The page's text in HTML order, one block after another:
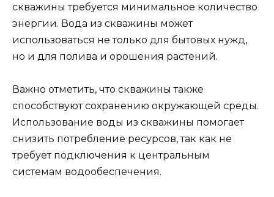
скважины требуется минимальное количество
энергии. Вода из скважины может
использоваться не только для бытовых нужд,
но и для полива и орошения растений.
Важно отметить, что скважины также
способствуют сохранению окружающей среды.
Использование воды из скважины помогает
снизить потребление ресурсов, так как не
требует подключения к центральным
системам водообеспечения.